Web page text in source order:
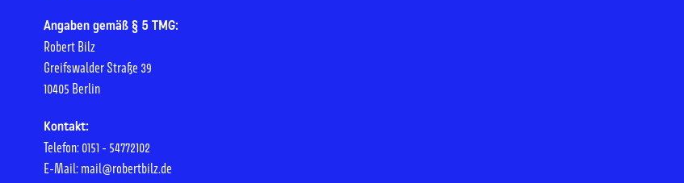
Angaben gemäß § 5 TMG:
Robert Bilz
Greifswalder Straße 39
10405 Berlin
Kontakt:
Telefon: 0151 - 54772102
E-Mail: mail@robertbilz.de